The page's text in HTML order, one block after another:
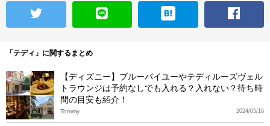
「テディ」に関するまとめ
【ディズニー】ブルーバイユーやテディルーズヴェル
トラウンジは予約なしでも入れる？入れない？待ち時
間の目安も紹介！
2024/05/16
Tommy